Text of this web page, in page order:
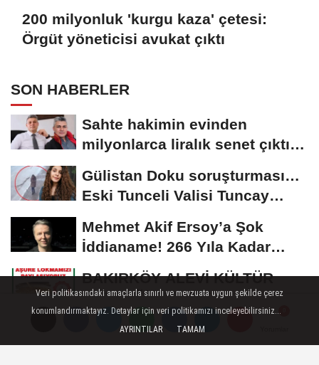
200 milyonluk 'kurgu kaza' çetesi:
Örgüt yöneticisi avukat çıktı
SON HABERLER
Sahte hakimin evinden
milyonlarca liralık senet çıktı:
Gülistan Doku soruşturması…
Eski Tunceli Valisi Tuncay
Mehmet Akif Ersoy’a Şok
İddianame! 266 Yıla Kadar
Hapis Talebi
BAKIRKÖY ALEVİ KÜLTÜR
DERNEĞİ 12/07/2026
TARİHİNDE AŞURE
DAVETİNE...
200 milyonluk 'kurgu kaza'
çetesi: Örgüt yöneticisi avukat
Veri politikasındaki amaçlarla sınırlı ve mevzuata uygun şekilde çerez
konumlandırmaktayız. Detaylar için veri politikamızı inceleyebilirsiniz...
AYRINTILAR
TAMAM